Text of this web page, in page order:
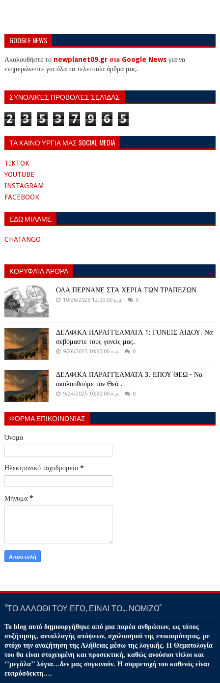
GOOGLE NEWS
Ακολουθήστε το newplanet09.gr στο Google Newsγια να
ενημερώνεστε για όλα τα τελευταία άρθρα μας.
ΣΥΝΟΛΙΚΈΣ ΠΡΟΒΟΛΈΣ ΣΕΛΊΔΑΣ
2 3 5 3 7 9 6 5
ΤΑ ΚΑΙΝΟΎΡΓΙΑ ΜΑΣ SOCIAL MEDIA
TIKTOK
YOUTUBE
INSTAGRAM
FACEBOOK
ΕΔΩ ΜΙΛΑΜΕ
CHATANGO
ΚΟΡΥΦΑΊΑ ΆΡΘΡΑ
ΟΛΑ ΠΕΡΝΑΝΕ ΣΤΑ ΧΕΡΙΑ ΤΩΝ ΤΡΑΠΕΖΩΝ
10/26/2025 12:00:00 μ.μ. 0
ΔΕΛΦΙΚΑ ΠΑΡΑΓΓΕΛΜΑΤΑ 1: ΓΟΝΕΙΣ ΑΙΔΟΥ. Να
σεβόμαστε τους γονείς μας.
9/26/2025 10:30:00 π.μ. 0
ΔΕΛΦΙΚΑ ΠΑΡΑΓΓΕΛΜΑΤΑ 3. ΕΠΟΥ ΘΕΩ - Να
ακολουθούμε τον Θεό .
9/24/2025 10:30:00 π.μ. 0
ΦΌΡΜΑ ΕΠΙΚΟΙΝΩΝΊΑΣ
Όνομα
Ηλεκτρονικό ταχυδρομείο *
Μήνυμα *
‘’ΤΟ ΑΛΛΟΘΙ ΤΟΥ ΕΓΩ, ΕΙΝΑΙ ΤΟ… ΝΟΜΙΖΩ''
Το blog αυτό δημιουργήθηκε από μια παρέα ανθρώπων, ως τόπος
συζήτησης, ανταλλαγής απόψεων, σχολιασμού της επικαιρότητας, με
στόχο την αναζήτηση της Αλήθειας μέσω της λογικής. Η Θεματολογία
του θα είναι στοχευμένη και προσεκτική, καθώς ανούσιοι τίτλοι και
‘’μεγάλα’’ λόγια…δεν μας συγκινούν. Η συμμετοχή του καθενός είναι
ευπρόσδεκτη….